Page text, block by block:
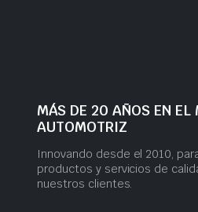
MÁS DE 20 AÑOS EN EL
AUTOMOTRIZ
Innovando desde el 2010,
productos y servicios de
nuestros clientes.